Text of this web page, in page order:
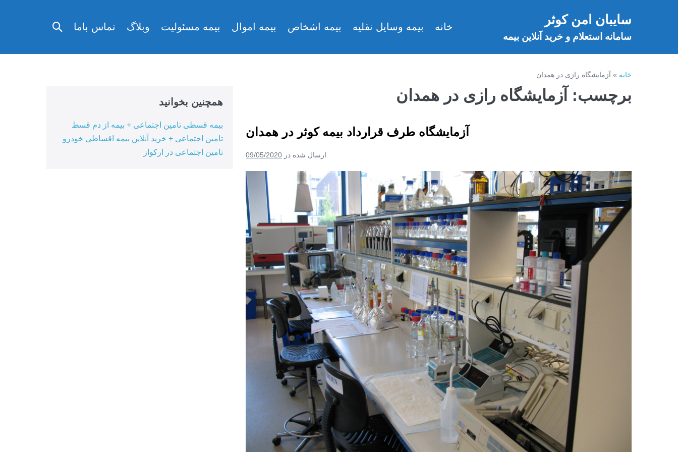
سایبان امن کوثر
سامانه استعلام و خرید آنلاین بیمه
خانه بیمه وسایل نقلیه بیمه اشخاص بیمه اموال بیمه مسئولیت وبلاگ تماس باما
تغییر
خانه » آزمایشگاه رازی در همدان
برچسب: آزمایشگاه رازی در همدان
آزمایشگاه طرف قرارداد بیمه کوثر در همدان
ارسال شده در 09/05/2020
آزمایشگاه
طرف
قرارداد
بیمه
همچنین بخوانید
بیمه قسطی تامین اجتماعی + بیمه از دم قسط
تامین اجتماعی + خرید آنلاین بیمه اقساطی خودرو
تامین اجتماعی در ارکواز